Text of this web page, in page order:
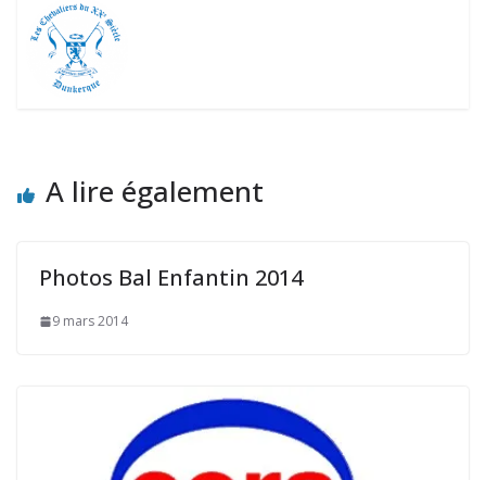
A lire également
Photos Bal Enfantin 2014
9 mars 2014